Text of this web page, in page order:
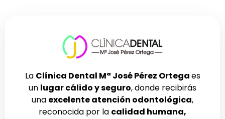
La Clínica Dental Mª José Pérez Ortegaes
un lugar cálido y seguro, donde recibirás
una excelente atención odontológica,
reconocida por la calidad humana,